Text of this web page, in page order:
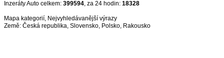
Inzeráty Auto celkem: 399594, za 24 hodin: 18328
Mapa kategorií, Nejvyhledávanější výrazy
Země: Česká republika, Slovensko, Polsko, Rakousko